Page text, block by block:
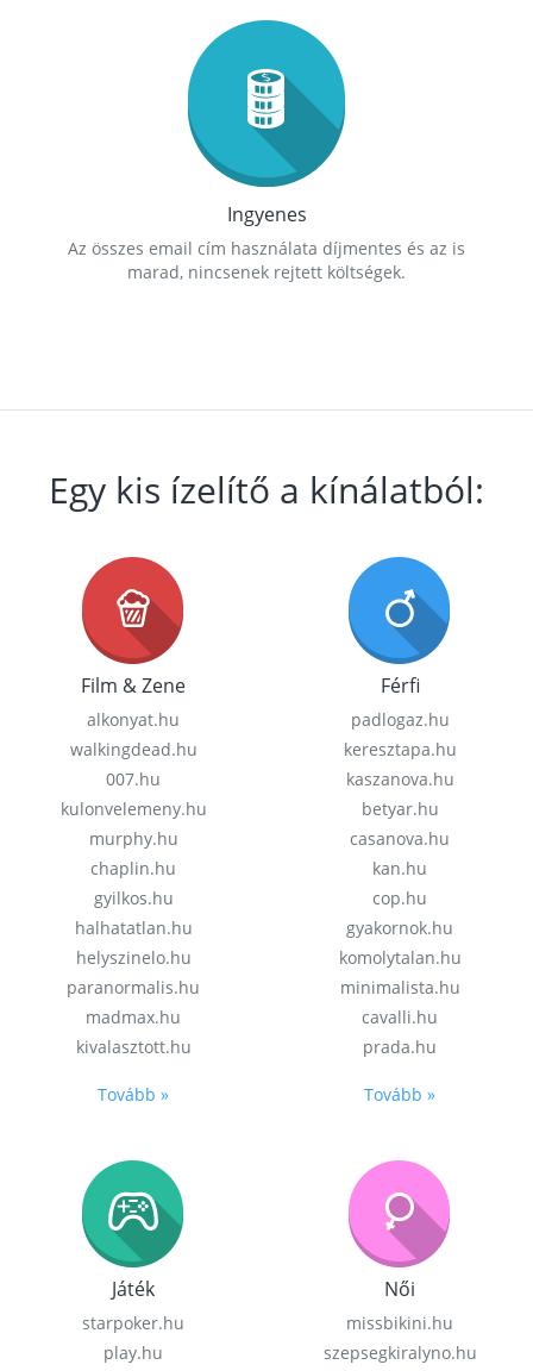
Ingyenes
Az összes email cím használata díjmentes és az is
marad, nincsenek rejtett költségek.
Egy kis ízelítő a kínálatból:
Film & Zene
alkonyat.hu
walkingdead.hu
007.hu
kulonvelemeny.hu
murphy.hu
chaplin.hu
gyilkos.hu
halhatatlan.hu
helyszinelo.hu
paranormalis.hu
madmax.hu
kivalasztott.hu
Tovább »
Férfi
padlogaz.hu
keresztapa.hu
kaszanova.hu
betyar.hu
casanova.hu
kan.hu
cop.hu
gyakornok.hu
komolytalan.hu
minimalista.hu
cavalli.hu
prada.hu
Tovább »
Játék
starpoker.hu
play.hu
Női
missbikini.hu
szepsegkiralyno.hu